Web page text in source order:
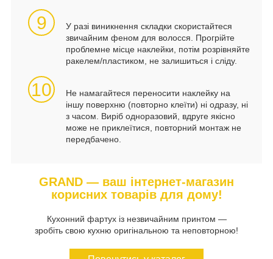
9
У разі виникнення складки скористайтеся
звичайним феном для волосся. Прогрійте
проблемне місце наклейки, потім розрівняйте
ракелем/пластиком, не залишиться і сліду.
10
Не намагайтеся переносити наклейку на
іншу поверхню (повторно клеїти) ні одразу, ні
з часом. Виріб одноразовий, вдруге якісно
може не приклеїтися, повторний монтаж не
передбачено.
GRAND — ваш інтернет-магазин
корисних товарів для дому!
Кухонний фартух із незвичайним принтом —
зробіть свою кухню оригінальною та неповторною!